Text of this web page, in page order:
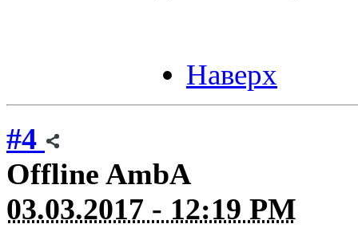
Наверх
#4
Offline AmbA
03.03.2017 - 12:19 PM